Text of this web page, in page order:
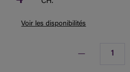
Voir les disponibilités